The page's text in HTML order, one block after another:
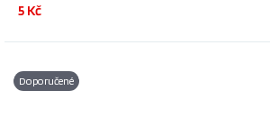
5 Kč
Doporučené